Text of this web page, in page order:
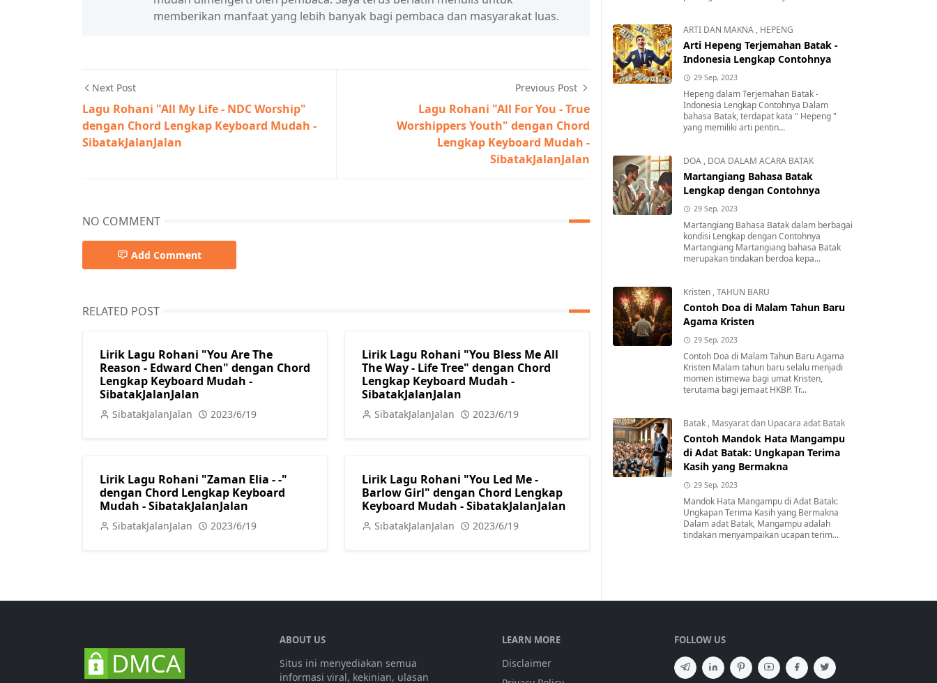
memberikan manfaat yang lebih banyak bagi pembaca dan masyarakat luas.
Next Post
Lagu Rohani "All My Life - NDC Worship"
dengan Chord Lengkap Keyboard Mudah -
SibatakJalanJalan
Previous Post
Lagu Rohani "All For You - True
Worshippers Youth" dengan Chord
Lengkap Keyboard Mudah -
SibatakJalanJalan
NO COMMENT
Add Comment
RELATED POST
Lirik Lagu Rohani "You Are The
Reason - Edward Chen" dengan Chord
Lengkap Keyboard Mudah -
SibatakJalanJalan
SibatakJalanJalan 2023/6/19
Lirik Lagu Rohani "You Bless Me All
The Way - Life Tree" dengan Chord
Lengkap Keyboard Mudah -
SibatakJalanJalan
SibatakJalanJalan 2023/6/19
Lirik Lagu Rohani "Zaman Elia - -"
dengan Chord Lengkap Keyboard
Mudah - SibatakJalanJalan
SibatakJalanJalan 2023/6/19
Lirik Lagu Rohani "You Led Me -
Barlow Girl" dengan Chord Lengkap
Keyboard Mudah - SibatakJalanJalan
SibatakJalanJalan 2023/6/19
ARTI DAN MAKNA , HEPENG
Arti Hepeng Terjemahan Batak -
Indonesia Lengkap Contohnya
29 Sep, 2023
Hepeng dalam Terjemahan Batak -
Indonesia Lengkap Contohnya Dalam
bahasa Batak, terdapat kata " Hepeng "
yang memiliki arti pentin...
DOA , DOA DALAM ACARA BATAK
Martangiang Bahasa Batak
Lengkap dengan Contohnya
29 Sep, 2023
Martangiang Bahasa Batak dalam berbagai
kondisi Lengkap dengan Contohnya
Martangiang Martangiang bahasa Batak
merupakan tindakan berdoa kepa...
Kristen ,TAHUN BARU
Contoh Doa di Malam Tahun Baru
Agama Kristen
29 Sep, 2023
Contoh Doa di Malam Tahun Baru Agama
Kristen Malam tahun baru selalu menjadi
momen istimewa bagi umat Kristen,
terutama bagi jemaat HKBP. Tr...
Batak , Masyarat dan Upacara adat Batak
Contoh Mandok Hata Mangampu
di Adat Batak: Ungkapan Terima
Kasih yang Bermakna
29 Sep, 2023
Mandok Hata Mangampu di Adat Batak:
Ungkapan Terima Kasih yang Bermakna
Dalam adat Batak, Mangampu adalah
tindakan menyampaikan ucapan terim...
ABOUT US
Situs ini menyediakan semua
informasi viral, kekinian, ulasan
LEARN MORE
Disclaimer
FOLLOW US